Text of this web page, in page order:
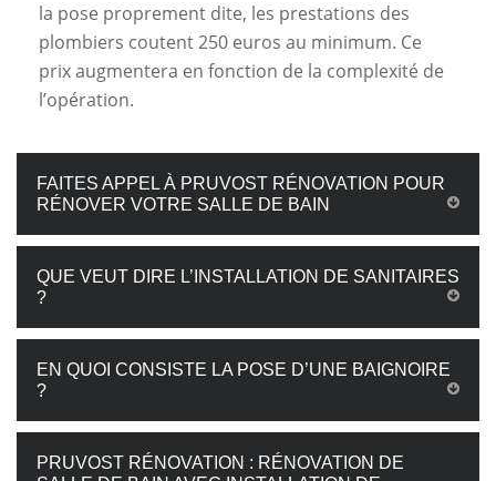
la pose proprement dite, les prestations des
plombiers coutent 250 euros au minimum. Ce
prix augmentera en fonction de la complexité de
l’opération.
FAITES APPEL À PRUVOST RÉNOVATION POUR
RÉNOVER VOTRE SALLE DE BAIN
QUE VEUT DIRE L’INSTALLATION DE SANITAIRES
?
EN QUOI CONSISTE LA POSE D’UNE BAIGNOIRE
?
PRUVOST RÉNOVATION : RÉNOVATION DE